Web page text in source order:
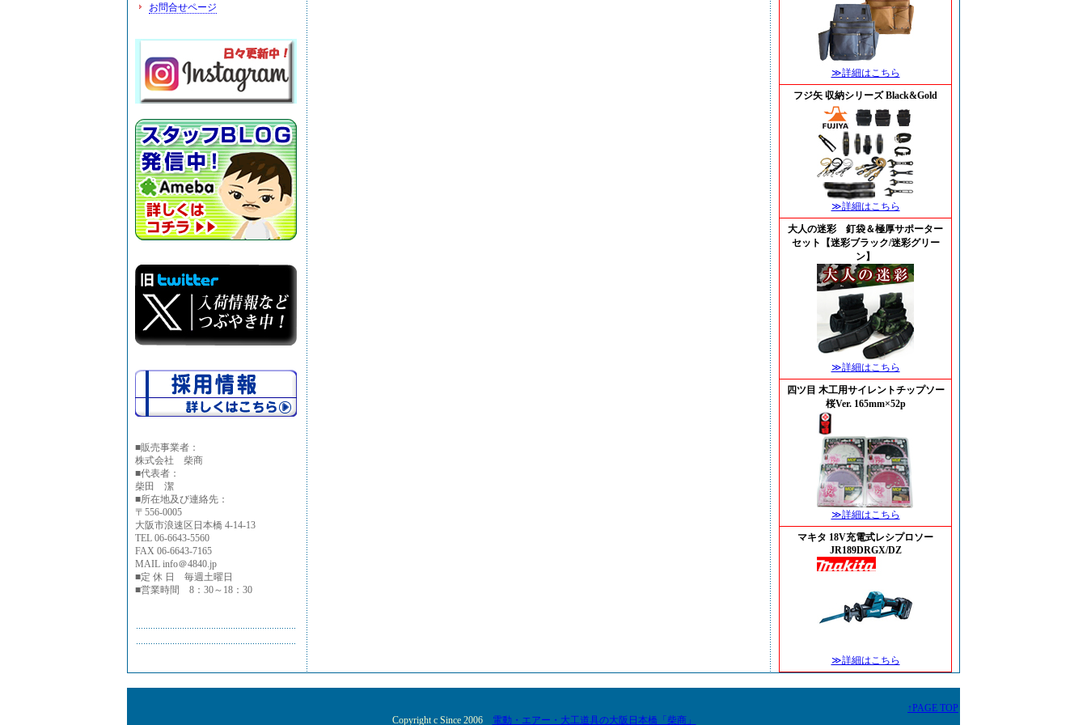
お問合せページ
■販売事業者：
株式会社 柴商
■代表者：
柴田 潔
■所在地及び連絡先：
〒556-0005
大阪市浪速区日本橋 4-14-13
TEL 06-6643-5560
FAX 06-6643-7165
MAIL info＠4840.jp
■定 休 日 毎週土曜日
■営業時間 8：30～18：30
≫詳細はこちら
フジ矢 収納シリーズ Black&Gold
≫詳細はこちら
大人の迷彩 釘袋＆極厚サポーター
セット【迷彩ブラック/迷彩グリー
ン】
≫詳細はこちら
四ツ目 木工用サイレントチップソー
桜Ver. 165mm×52p
≫詳細はこちら
マキタ 18V充電式レシプロソー
JR189DRGX/DZ
≫詳細はこちら
Copyright c Since 2006 電動・エアー・大工道具の大阪日本橋「柴商」
↑PAGE TOP